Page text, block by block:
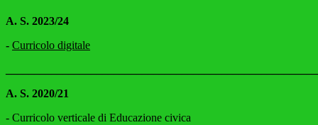
A. S. 2023/24
- Curricolo digitale
A. S. 2020/21
- Curricolo verticale di Educazione civica